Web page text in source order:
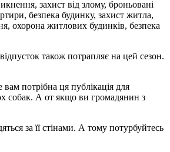
також потрапляє на цей сезон.
потрібна ця публікація для
собак. А от якщо ви громадянин з
за її стінами. А тому потурбуйтесь